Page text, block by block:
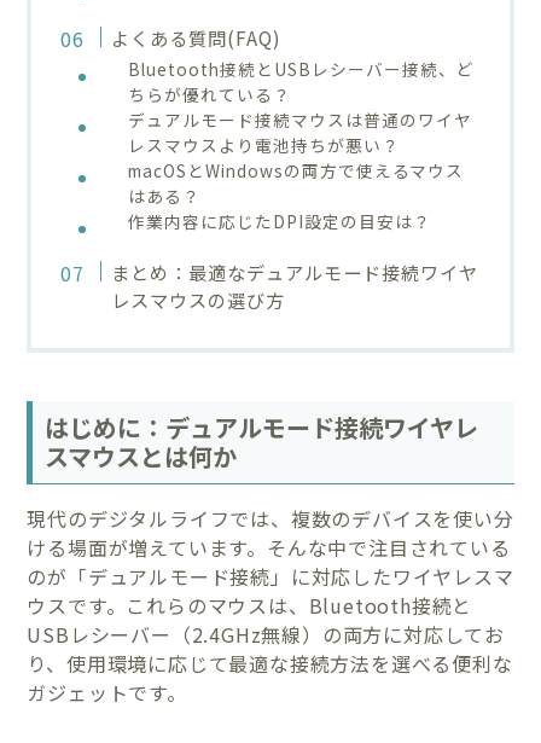
よくある質問(FAQ)
Bluetooth接続とUSBレシーバー接続、ど
ちらが優れている？
デュアルモード接続マウスは普通のワイヤ
レスマウスより電池持ちが悪い？
macOSとWindowsの両方で使えるマウス
はある？
作業内容に応じたDPI設定の目安は？
まとめ：最適なデュアルモード接続ワイヤ
レスマウスの選び方
はじめに：デュアルモード接続ワイヤレ
スマウスとは何か
現代のデジタルライフでは、複数のデバイスを使い分
ける場面が増えています。そんな中で注目されている
のが「デュアルモード接続」に対応したワイヤレスマ
ウスです。これらのマウスは、Bluetooth接続と
USBレシーバー（2.4GHz無線）の両方に対応してお
り、使用環境に応じて最適な接続方法を選べる便利な
ガジェットです。